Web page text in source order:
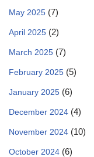
May 2025 (7)
April 2025 (2)
March 2025 (7)
February 2025 (5)
January 2025 (6)
December 2024 (4)
November 2024 (10)
October 2024 (6)